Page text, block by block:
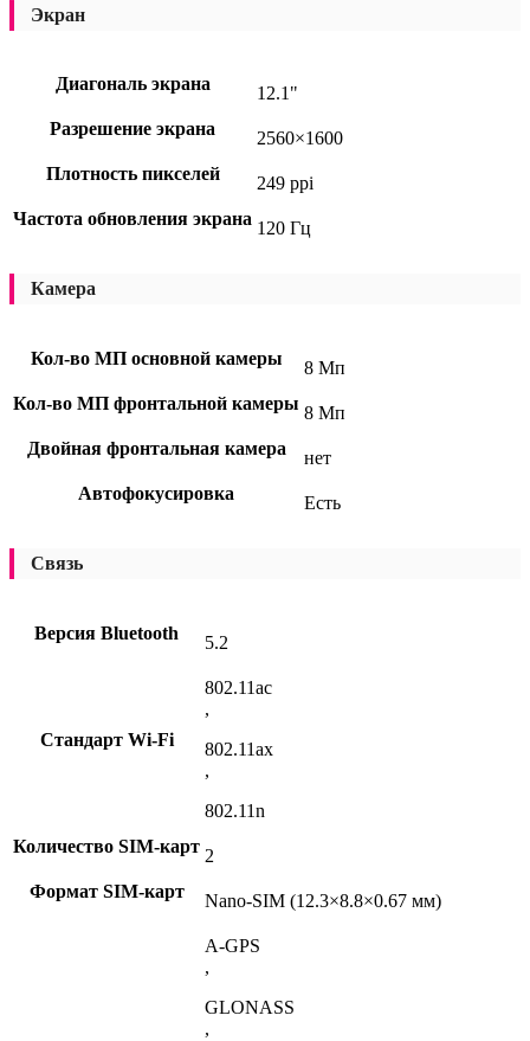
Экран
Диагональ экрана
12.1"
Разрешение экрана
2560×1600
Плотность пикселей
249 ppi
Частота обновления экрана 120 Гц
Камера
Кол-во МП основной камеры
8 Мп
Кол-во МП фронтальной камеры 8 Мп
Двойная фронтальная камера
нет
Автофокусировка
Есть
Связь
Версия Bluetooth 5.2
Стандарт Wi-Fi
802.11ac
,
802.11ax
,
802.11n
Количество SIM-карт 2
Формат SIM-карт
Nano-SIM (12.3×8.8×0.67 мм)
A-GPS
,
GLONASS
,